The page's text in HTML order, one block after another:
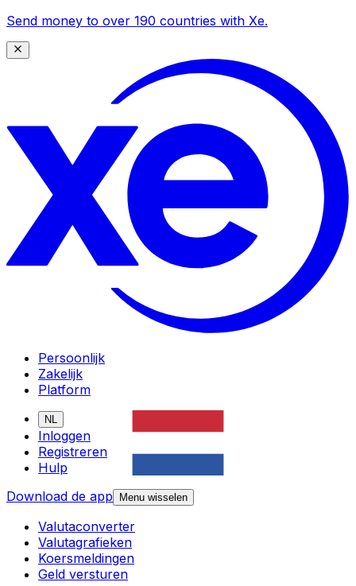
Send money to over 190 countries with Xe.
Persoonlijk
Zakelijk
Platform
NL
Inloggen
Registreren
Hulp
Download de app
Menu wisselen
Valutaconverter
Valutagrafieken
Koersmeldingen
Geld versturen